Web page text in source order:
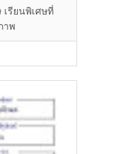
รียนพิเศษที่
าพ